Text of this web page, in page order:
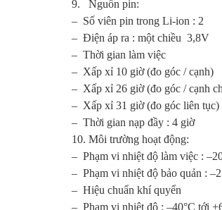
9. Nguồn pin:
– Số viên pin trong Li-ion : 2
– Điện áp ra : một chiều 3,8V
– Thời gian làm việc
– Xấp xỉ 10 giờ (đo góc / cạnh)
– Xấp xỉ 26 giờ (đo góc / cạnh
– Xấp xỉ 31 giờ (đo góc liên tục)
– Thời gian nạp đầy : 4 giờ
10. Môi trường hoạt động:
– Phạm vi nhiệt độ làm việc :
– Phạm vi nhiệt độ bảo quản :
– Hiệu chuẩn khí quyển
– Phạm vi nhiệt độ : –40°C tới